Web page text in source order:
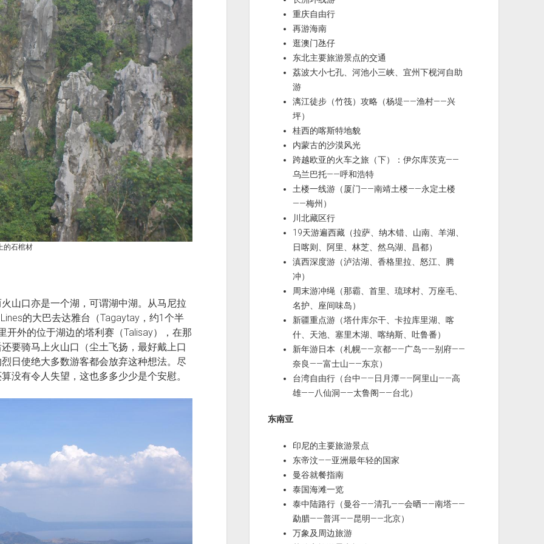
的石棺材
山口亦是一个湖，可谓湖中湖。从马尼拉
的大巴去达雅台（Tagaytay，约1个半
外的位于湖边的塔利赛（Talisay），在那
要骑马上火山口（尘土飞扬，最好戴上口
日使绝大多数游客都会放弃这种想法。尽
没有令人失望，这也多多少少是个安慰。
重庆自由行
再游海南
逛澳门氹仔
东北主要旅游景点的交通
荔波大小七孔、河池小三峡、宜州下枧河自助
游
漓江徒步（竹筏）攻略（杨堤——渔村——兴
坪）
桂西的喀斯特地貌
内蒙古的沙漠风光
跨越欧亚的火车之旅（下）：伊尔库茨克——
乌兰巴托——呼和浩特
土楼一线游（厦门——南靖土楼——永定土楼
——梅州）
川北藏区行
19天游遍西藏（拉萨、纳木错、山南、羊湖、
日喀则、阿里、林芝、然乌湖、昌都）
滇西深度游（泸沽湖、香格里拉、怒江、腾
冲）
周末游冲绳（那霸、首里、琉球村、万座毛、
名护、座间味岛）
新疆重点游（塔什库尔干、卡拉库里湖、喀
什、天池、塞里木湖、喀纳斯、吐鲁番）
新年游日本（札幌——京都——广岛——别府——
奈良——富士山——东京）
台湾自由行（台中——日月潭——阿里山——高
雄——八仙洞——太鲁阁——台北）
东南亚
印尼的主要旅游景点
东帝汶——亚洲最年轻的国家
曼谷就餐指南
泰国海滩一览
泰中陆路行（曼谷——清孔——会晒——南塔——
勐腊——普洱——昆明——北京）
万象及周边旅游